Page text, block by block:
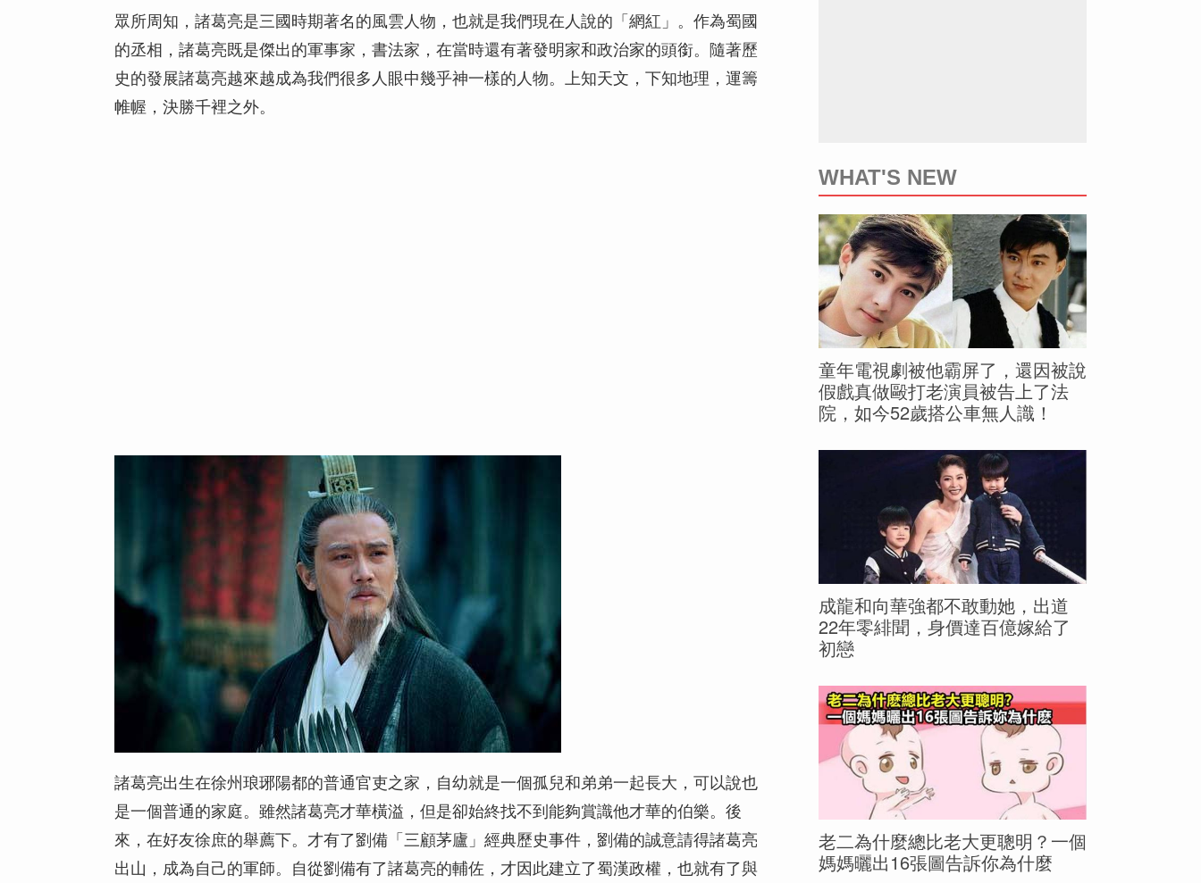
眾所周知，諸葛亮是三國時期著名的風雲人物，也就是我們現在人說的「網紅」。作為蜀國
的丞相，諸葛亮既是傑出的軍事家，書法家，在當時還有著發明家和政治家的頭銜。隨著歷
史的發展諸葛亮越來越成為我們很多人眼中幾乎神一樣的人物。上知天文，下知地理，運籌
帷幄，決勝千裡之外。
諸葛亮出生在徐州琅琊陽都的普通官吏之家，自幼就是一個孤兒和弟弟一起長大，可以說也
是一個普通的家庭。雖然諸葛亮才華橫溢，但是卻始終找不到能夠賞識他才華的伯樂。後
來，在好友徐庶的舉薦下。才有了劉備「三顧茅廬」經典歷史事件，劉備的誠意請得諸葛亮
出山，成為自己的軍師。自從劉備有了諸葛亮的輔佐，才因此建立了蜀漢政權，也就有了與
WHAT'S NEW
童年電視劇被他霸屏了，還因被說
假戲真做毆打老演員被告上了法
院，如今52歲搭公車無人識！
成龍和向華強都不敢動她，出道
22年零緋聞，身價達百億嫁給了
初戀
老二為什麼總比老大更聰明？一個
媽媽曬出16張圖告訴你為什麼